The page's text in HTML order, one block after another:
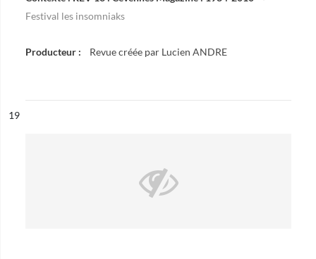
Festival les insomniaks
Producteur : Revue créée par Lucien ANDRE
n°
19